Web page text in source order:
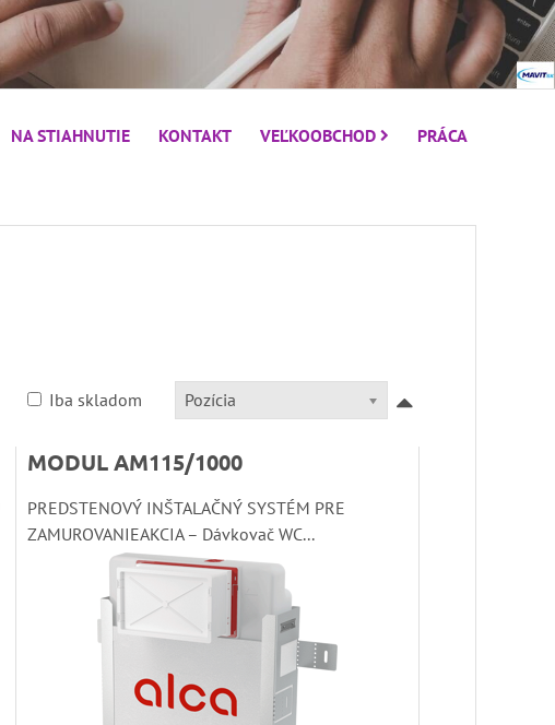
NA STIAHNUTIE KONTAKT VEĽKOOBCHOD PRÁCA
Pozícia
Iba skladom
MODUL AM115/1000
PREDSTENOVÝ INŠTALAČNÝ SYSTÉM PRE
ZAMUROVANIEAKCIA – Dávkovač WC...